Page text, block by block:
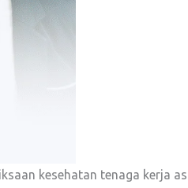
kesehatan tenaga kerja